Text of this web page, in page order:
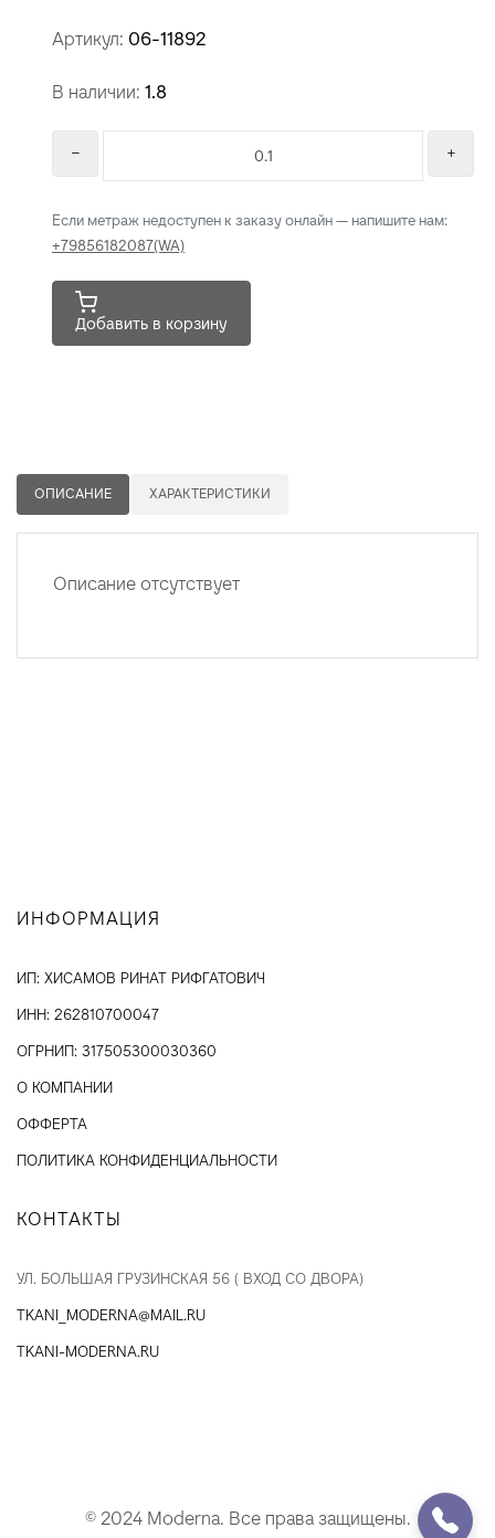
Артикул: 06-11892
В наличии: 1.8
Если метраж недоступен к заказу онлайн — напишите нам:
+79856182087(WA)
Добавить в корзину
ОПИСАНИЕ ХАРАКТЕРИСТИКИ
Описание отсутствует
ИНФОРМАЦИЯ
ИП: ХИСАМОВ РИНАТ РИФГАТОВИЧ
ИНН: 262810700047
ОГРНИП: 317505300030360
О КОМПАНИИ
ОФФЕРТА
ПОЛИТИКА КОНФИДЕНЦИАЛЬНОСТИ
КОНТАКТЫ
УЛ. БОЛЬШАЯ ГРУЗИНСКАЯ 56 ( ВХОД СО ДВОРА)
TKANI_MODERNA@MAIL.RU
TKANI-MODERNA.RU
© 2024 Moderna. Все права защищены.